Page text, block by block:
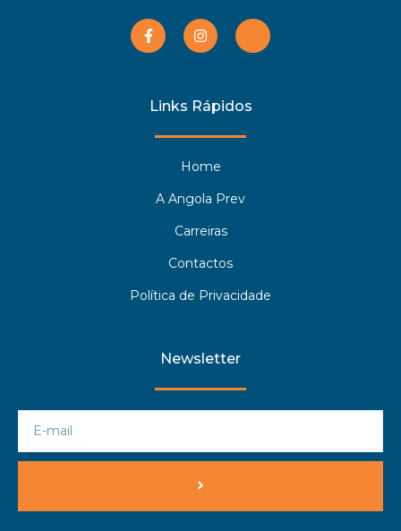
Links Rápidos
Home
A Angola Prev
Carreiras
Contactos
Política de Privacidade
Newsletter